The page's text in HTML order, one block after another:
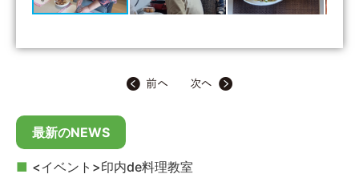
最新のNEWS
<イベント>印内de料理教室